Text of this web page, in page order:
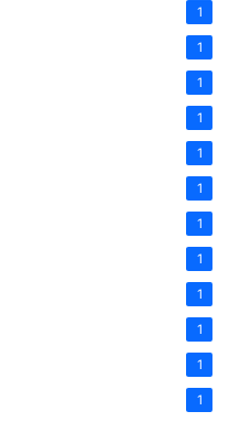
1
1
1
1
1
1
1
1
1
1
1
1